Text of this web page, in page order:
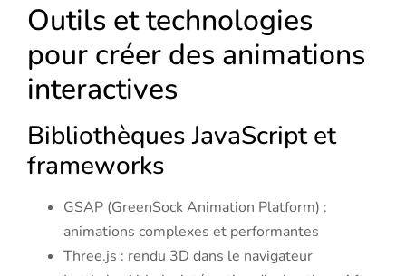
Outils et technologies
pour créer des animations
interactives
Bibliothèques JavaScript et
frameworks
GSAP (GreenSock Animation Platform) :
animations complexes et performantes
Three.js : rendu 3D dans le navigateur